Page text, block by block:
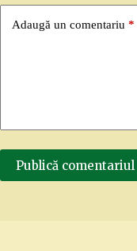
Adaugă un comentariu *
Publică comentariul